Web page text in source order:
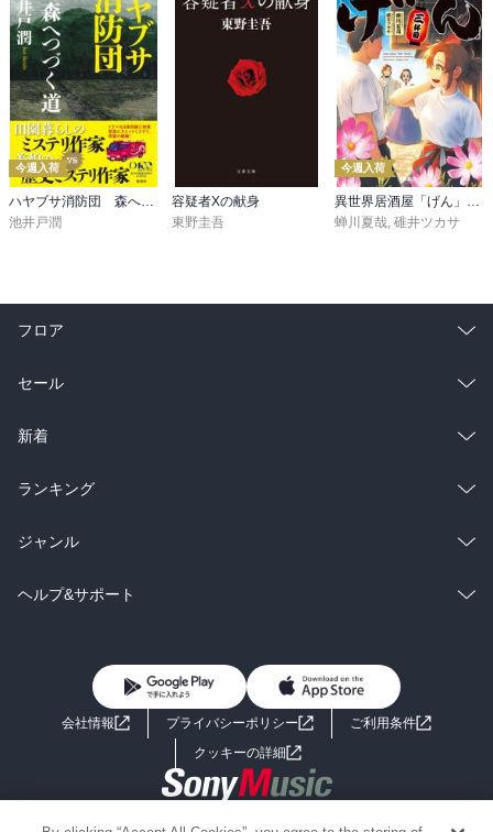
今週入荷
ハヤブサ消防団 森へつづく道
池井戸潤
容疑者Xの献身
東野圭吾
今週入荷
異世界居酒屋「げん」三杯目
蝉川夏哉, 碓井ツカサ
フロア
総合
ラノベ
雑誌・グラビア
BL・TL
セール
総合
ラノベ
雑誌・グラビア
BL・TL
新着
総合
ラノベ
雑誌・グラビア
ランキング
総合
ラノベ
ジャンル
コミック
ライトノベル 男子向けラノベ
小説
海外小説
ヘルプ&サポート
よくあるご質問 お問い合わせ
会社情報 プライバシーポリシー
ご利用条件
クッキーの詳細
Copyright 2017 - 2026 Sony Music Entertainment(Japan) Inc.